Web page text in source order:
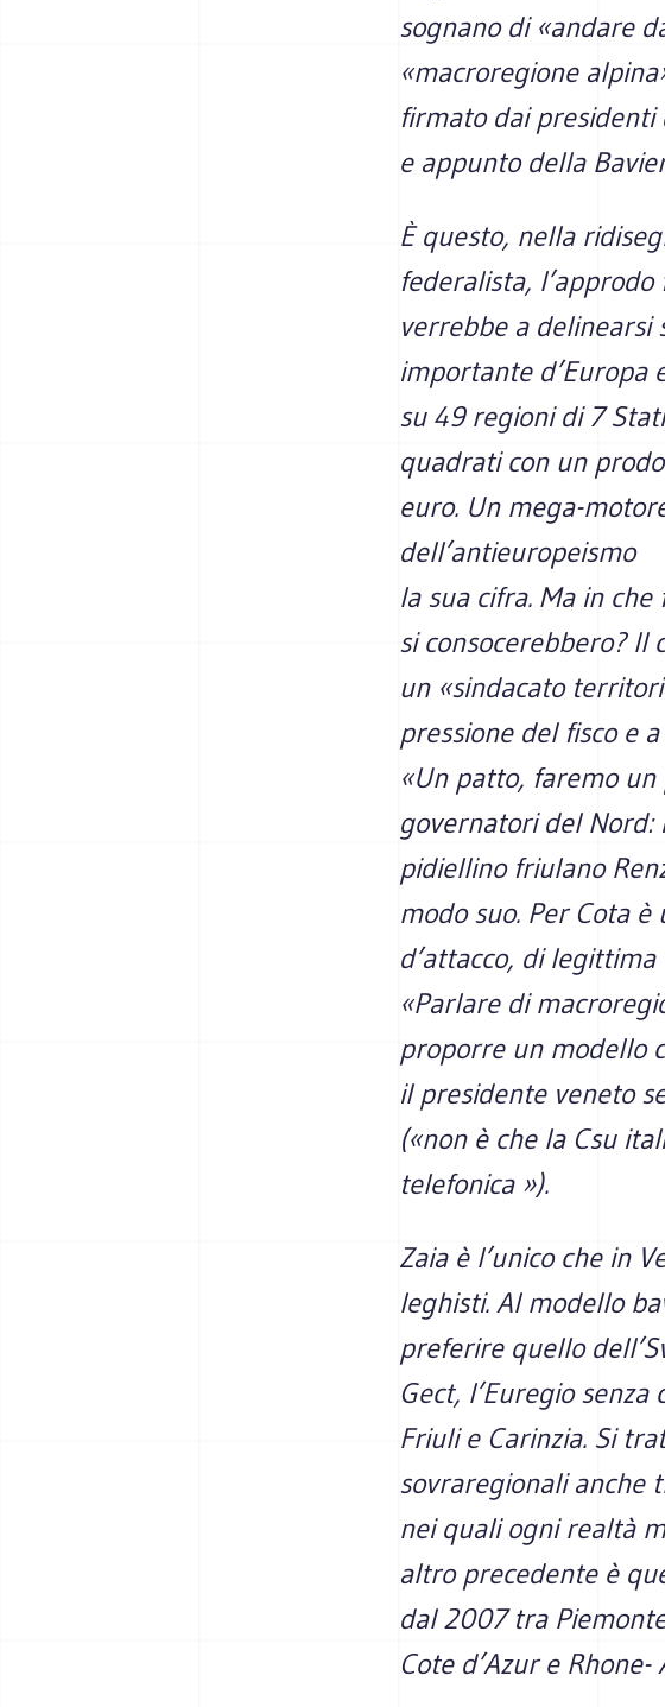
sognano di «andare
«macroregione
firmato dai presidenti
e appunto della
È questo, nella
federalista,
verrebbe a delinearsi
importante d’Europa
su 49 regioni di 7
quadrati con un
euro. Un mega-
dell’antieuropeismo
la sua cifra. Ma in
si consocerebbero? Il
un «sindacato
pressione del fisco e
«Un patto, faremo
governatori del Nord:
pidiellino friulano
modo suo. Per Cota
d’attacco, di
«Parlare di
proporre un modello
il presidente veneto
(«non è che la Csu
telefonica »).
Zaia è l’unico che in
leghisti. Al modello
preferire quello
Gect, l’Euregio
Friuli e Carinzia. Si
sovraregionali anche
nei quali ogni realtà
altro precedente è
dal 2007 tra
Cote d’Azur e Rhone-